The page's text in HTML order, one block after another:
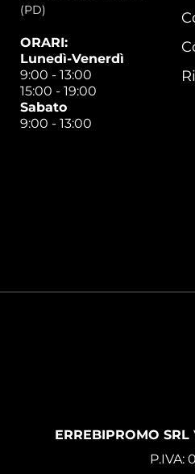
(PD)
ORARI:
Lunedì-Venerdì
9:00 - 13:00
15:00 - 19:00
Sabato
9:00 - 13:00
ERREBIPROMO SRL
P.IVA: